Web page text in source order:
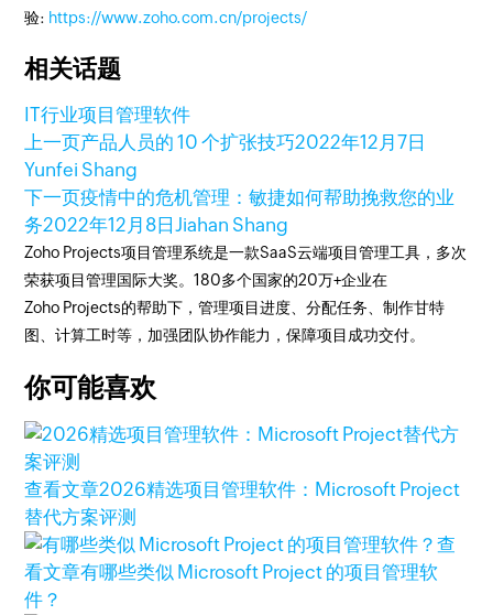
验: https://www.zoho.com.cn/projects/
相关话题
IT行业项目管理软件
上一页产品人员的 10 个扩张技巧2022年12月7日
Yunfei Shang
下一页疫情中的危机管理：敏捷如何帮助挽救您的业
务2022年12月8日Jiahan Shang
Zoho Projects项目管理系统是一款SaaS云端项目管理工具，多次
荣获项目管理国际大奖。180多个国家的20万+企业在
Zoho Projects的帮助下，管理项目进度、分配任务、制作甘特
图、计算工时等，加强团队协作能力，保障项目成功交付。
你可能喜欢
查看文章2026精选项目管理软件：Microsoft Project
替代方案评测
查
看文章有哪些类似 Microsoft Project 的项目管理软
件？